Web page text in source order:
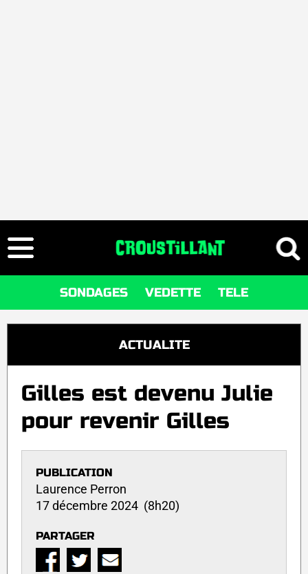
SONDAGES VEDETTE TELE
ACTUALITE
Gilles est devenu Julie
pour revenir Gilles
PUBLICATION
Laurence Perron
17 décembre 2024 (8h20)
PARTAGER